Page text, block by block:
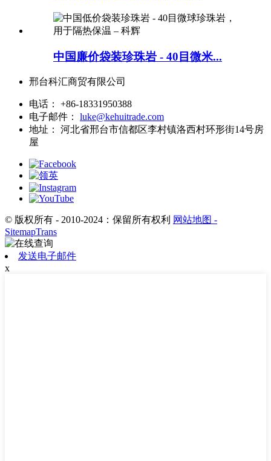
中国廉价袋装珍珠岩 - 40目微米...
邢台科汇商贸有限公司
电话：
+86-18331950388
电子邮件：
luke@kehuitrade.com
地址：
河北省邢台市信都区李村镇洛西村环形街14号房
屋
© 版权所有 - 2010-2024：保留所有权利 网站地图 -
SitemapTrans
发送电子邮件
x